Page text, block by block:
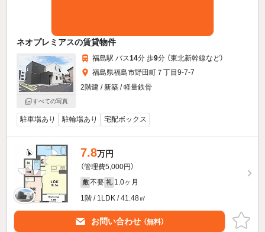
ネオプレミアスの賃貸物件
すべての写真
福島駅 バス14分 歩9分 （東北新幹線など）
福島県福島市野田町７丁目9-7-7
2階建 / 新築 / 軽量鉄骨
駐車場あり 駐輪場あり 宅配ボックス
7.8万円
（管理費5,000円）
敷 不要 礼 1.0ヶ月
1階 / 1LDK / 41.48㎡
お問い合わせ （無料）